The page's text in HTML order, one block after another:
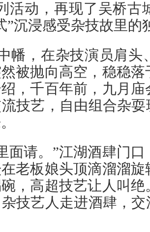
活动，再现了吴桥古
”沉浸感受杂技故里的
幡，在杂技演员肩头
被抛向高空，稳稳
，千百年前，九月
技艺，自由组合杂
面请。”江湖酒肆门
老板娘头顶滴溜溜
，高超技艺让人叫
技艺人走进酒肆，